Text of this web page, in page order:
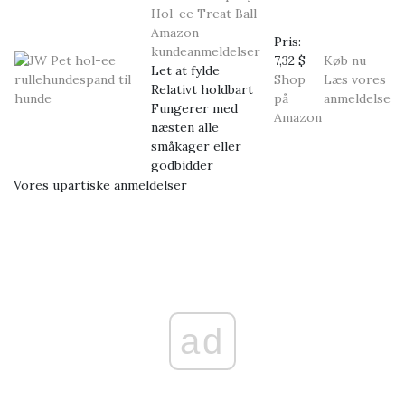
Hol-ee Treat Ball
Amazon
kundeanmeldelser
Let at fylde
Relativt holdbart
Fungerer med
næsten alle
småkager eller
godbidder
Pris:
7,32 $
Shop
på
Amazon
Køb nu
Læs vores
anmeldelse
Vores upartiske anmeldelser
ad